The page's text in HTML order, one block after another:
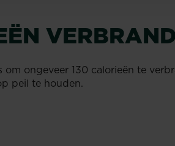
ongeveer 130 calorieën te
peil te houden.